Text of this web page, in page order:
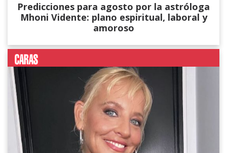
Predicciones para agosto por la astróloga
Mhoni Vidente: plano espiritual, laboral y
amoroso